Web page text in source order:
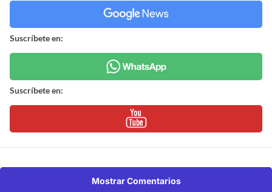
Suscríbete en:
Suscríbete en:
Mostrar Comentarios